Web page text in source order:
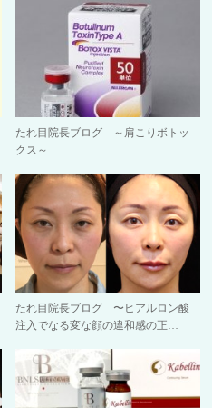
たれ目院長ブログ ～肩こりボトッ
クス～
たれ目院長ブログ 〜ヒアルロン酸
注入でなる変な顔の違和感の正…